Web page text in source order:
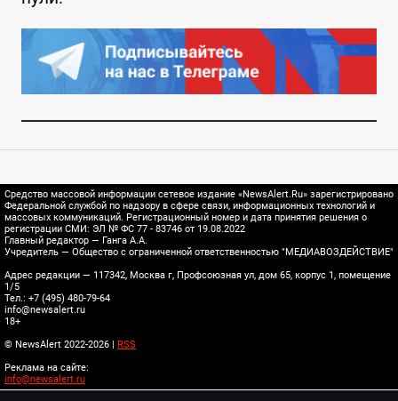
Средство массовой информации сетевое издание «NewsAlert.Ru» зарегистрировано
Федеральной службой по надзору в сфере связи, информационных технологий и
массовых коммуникаций. Регистрационный номер и дата принятия решения о
регистрации СМИ: ЭЛ № ФС 77 - 83746 от 19.08.2022
Главный редактор — Ганга А.А.
Учредитель — Общество с ограниченной ответственностью "МЕДИАВОЗДЕЙСТВИЕ"
Адрес редакции — 117342, Москва г, Профсоюзная ул, дом 65, корпус 1, помещение
1/5
Тел.: +7 (495) 480-79-64
info@newsalert.ru
18+
© NewsAlert 2022-2026 |
RSS
Реклама на сайте:
info@newsalert.ru